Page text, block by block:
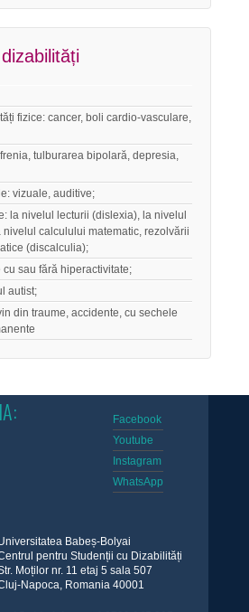
fizice: cancer, boli cardio-vasculare,
tulburarea bipolară, depresia,
vizuale, auditive;
la nivelul lecturii (dislexia), la nivelul
calculului matematic, rezolvării
(discalculia);
sau fără hiperactivitate;
autist;
din traume, accidente, cu sechele
Facebook
Youtube
Instagram
WhatsApp
Babeș-Bolyai
pentru Studenții cu Dizabilități
Moților nr. 11 etaj 5 sala 507
Napoca, Romania 40001